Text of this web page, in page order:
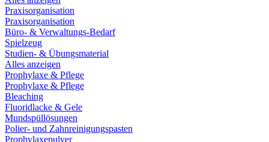
Praxisorganisation
Praxisorganisation
Büro- & Verwaltungs-Bedarf
Spielzeug
Studien- & Übungsmaterial
Alles anzeigen
Prophylaxe & Pflege
Prophylaxe & Pflege
Bleaching
Fluoridlacke & Gele
Mundspüllösungen
Polier- und Zahnreinigungspasten
Prophylaxepulver